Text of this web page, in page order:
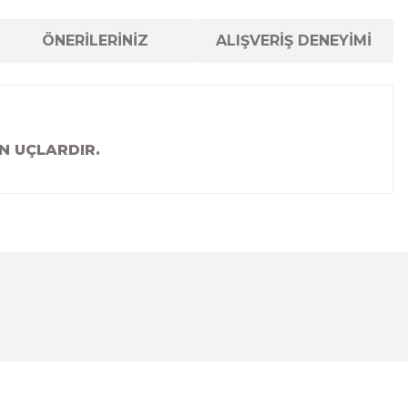
ÖNERİLERİNİZ ALIŞVERİŞ DENEYİMİ
UÇLARDIR.